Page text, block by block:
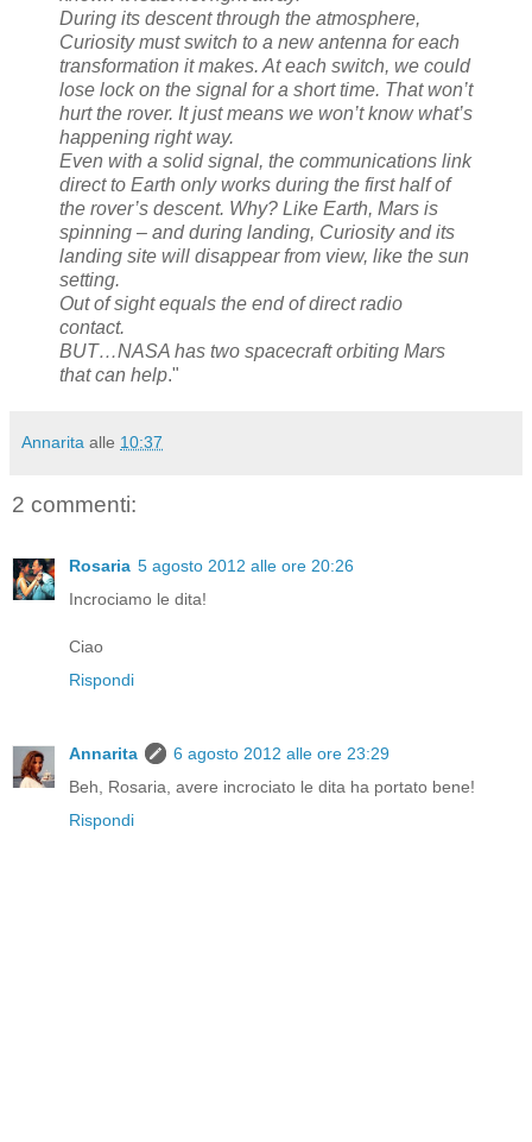
During its descent through the atmosphere,
Curiosity must switch to a new antenna for each
transformation it makes. At each switch, we could
lose lock on the signal for a short time. That won’t
hurt the rover. It just means we won’t know what’s
happening right way.
Even with a solid signal, the communications link
direct to Earth only works during the first half of
the rover’s descent. Why? Like Earth, Mars is
spinning – and during landing, Curiosity and its
landing site will disappear from view, like the sun
setting.
Out of sight equals the end of direct radio
contact.
BUT…NASA has two spacecraft orbiting Mars
that can help."
Annarita alle 10:37
2 commenti:
Rosaria 5 agosto 2012 alle ore 20:26
Incrociamo le dita!
Ciao
Rispondi
Annarita
6 agosto 2012 alle ore 23:29
Beh, Rosaria, avere incrociato le dita ha portato bene!
Rispondi